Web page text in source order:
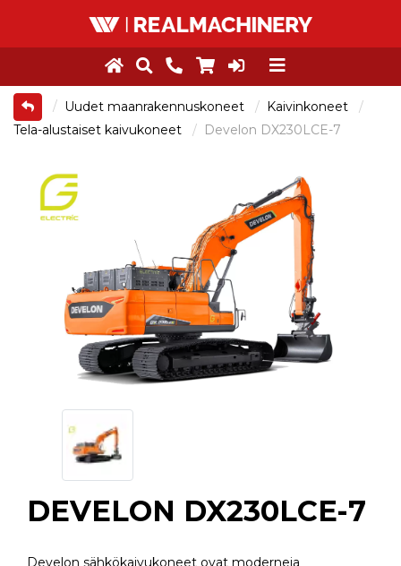
Uudet maanrakennuskoneet
Kaivinkoneet
Tela-alustaiset kaivukoneet
Develon DX230LCE-7
DEVELON DX230LCE-7
Develon sähkökaivukoneet ovat moderneja